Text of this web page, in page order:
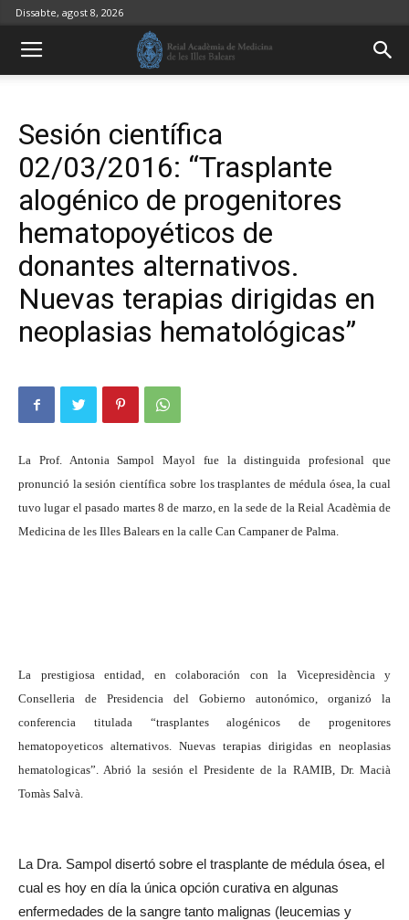
Dissabte, agost 8, 2026
Sesión científica
02/03/2016: “Trasplante
alogénico de progenitores
hematopoyéticos de
donantes alternativos.
Nuevas terapias dirigidas en
neoplasias hematológicas”
La Prof. Antonia Sampol Mayol fue la distinguida profesional que
pronunció la sesión científica sobre los trasplantes de médula ósea, la cual
tuvo lugar el pasado martes 8 de marzo, en la sede de la Reial Acadèmia de
Medicina de les Illes Balears en la calle Can Campaner de Palma.
La prestigiosa entidad, en colaboración con la Vicepresidència y
Conselleria de Presidencia del Gobierno autonómico, organizó la
conferencia titulada “trasplantes alogénicos de progenitores
hematopoyeticos alternativos. Nuevas terapias dirigidas en neoplasias
hematologicas”. Abrió la sesión el Presidente de la RAMIB, Dr. Macià
Tomàs Salvà.
La Dra. Sampol disertó sobre el trasplante de médula ósea, el
cual es hoy en día la única opción curativa en algunas
enfermedades de la sangre tanto malignas (leucemias y